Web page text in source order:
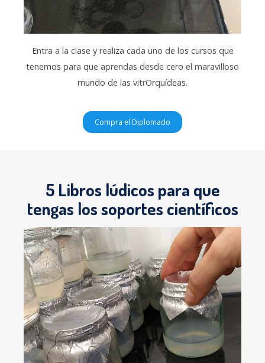
Entra a la clase y realiza cada uno de los cursos que
tenemos para que aprendas desde cero el maravilloso
mundo de las vitrOrquídeas.
Compra el Diplomado
5 Libros lúdicos para que
tengas los soportes científicos